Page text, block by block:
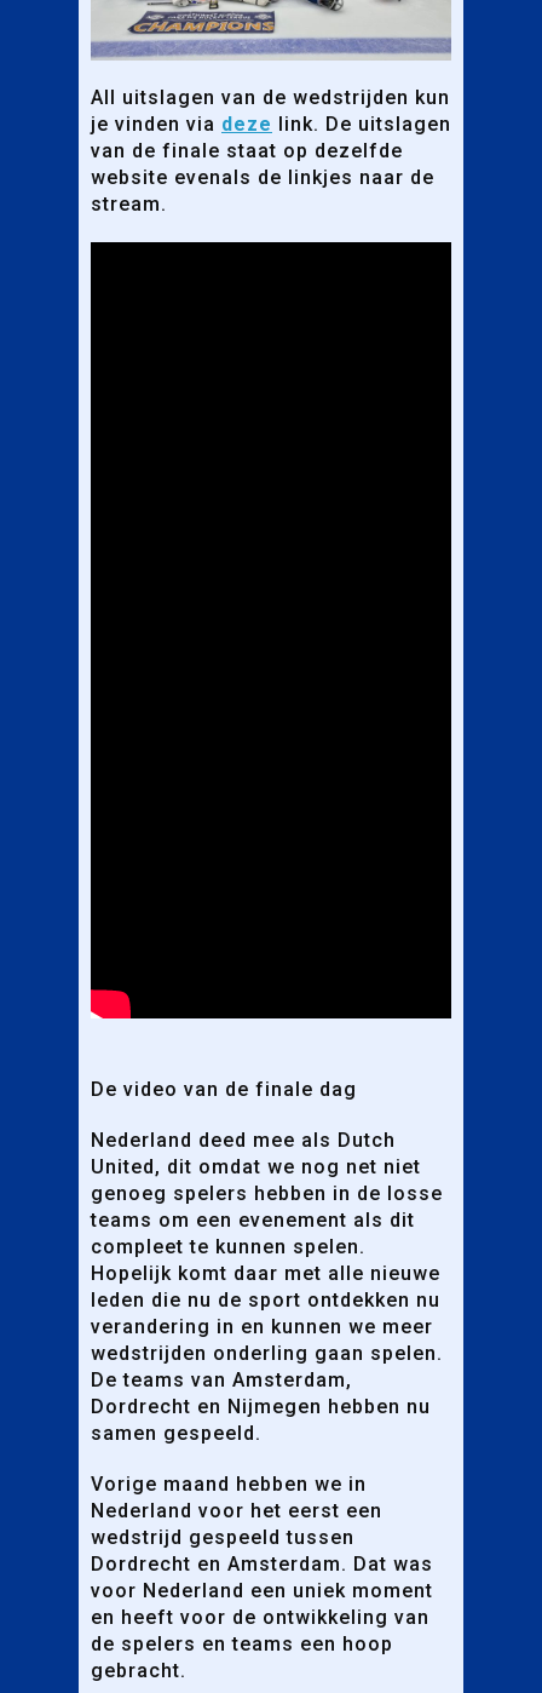
All uitslagen van de wedstrijden kun
je vinden via deze link. De uitslagen
van de finale staat op dezelfde
website evenals de linkjes naar de
stream.
De video van de finale dag
Nederland deed mee als Dutch
United, dit omdat we nog net niet
genoeg spelers hebben in de losse
teams om een evenement als dit
compleet te kunnen spelen.
Hopelijk komt daar met alle nieuwe
leden die nu de sport ontdekken nu
verandering in en kunnen we meer
wedstrijden onderling gaan spelen.
De teams van Amsterdam,
Dordrecht en Nijmegen hebben nu
samen gespeeld.
Vorige maand hebben we in
Nederland voor het eerst een
wedstrijd gespeeld tussen
Dordrecht en Amsterdam. Dat was
voor Nederland een uniek moment
en heeft voor de ontwikkeling van
de spelers en teams een hoop
gebracht.